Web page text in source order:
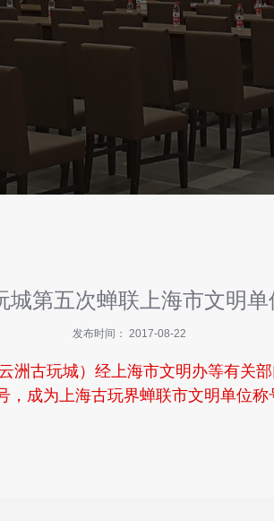
城第五次蝉联上海市文明单
发布时间： 2017-08-22
古玩城）经上海市文明办等有关
，成为上海古玩界蝉联市文明单位称